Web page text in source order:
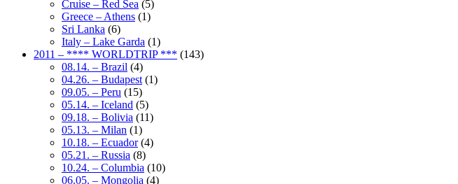
Cruise – Red Sea (5)
Greece – Athens (1)
Sri Lanka (6)
Italy – Lake Garda (1)
2011 – **** WORLDTRIP *** (143)
08.14. – Brazil (4)
04.26. – Budapest (1)
09.05. – Peru (15)
05.14. – Iceland (5)
09.18. – Bolivia (11)
05.13. – Milan (1)
10.18. – Ecuador(4)
05.21. – Russia (8)
10.24. – Columbia (10)
06.05. – Mongolia (4)